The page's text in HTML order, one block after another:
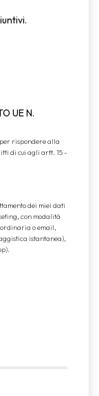
UE N.
rispondere alla
di cui agli artt. 15 -
dei miei dati
con modalità
o email,
istantanea),